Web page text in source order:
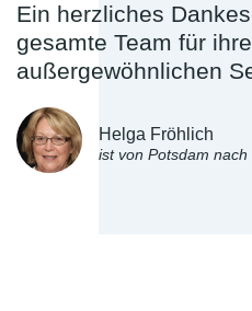
Ein herzliches
gesamte Team für
außergewöhnlichen
Helga Fröhlich
ist von Potsdam